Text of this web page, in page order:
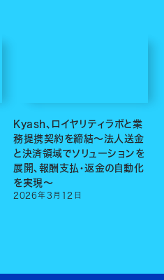
Kyash、ロイヤリティラボと業
務提携契約を締結〜法人送金
と決済領域でソリューションを
展開、報酬支払・返金の自動化
を実現〜
2026年3 月 12 日